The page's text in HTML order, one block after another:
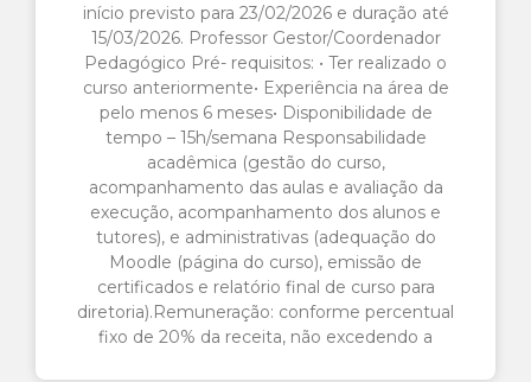
início previsto para 23/02/2026 e duração até
15/03/2026. Professor Gestor/Coordenador
Pedagógico Pré- requisitos: • Ter realizado o
curso anteriormente• Experiência na área de
pelo menos 6 meses• Disponibilidade de
tempo – 15h/semana Responsabilidade
acadêmica (gestão do curso,
acompanhamento das aulas e avaliação da
execução, acompanhamento dos alunos e
tutores), e administrativas (adequação do
Moodle (página do curso), emissão de
certificados e relatório final de curso para
diretoria).Remuneração: conforme percentual
fixo de 20% da receita, não excedendo a